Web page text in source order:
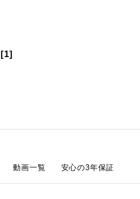
[1]
動画一覧 安心の3年保証